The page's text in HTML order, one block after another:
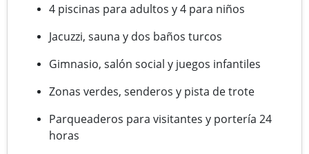
4 piscinas para adultos y 4 para niños
Jacuzzi, sauna y dos baños turcos
Gimnasio, salón social y juegos infantiles
Zonas verdes, senderos y pista de trote
Parqueaderos para visitantes y portería 24
horas